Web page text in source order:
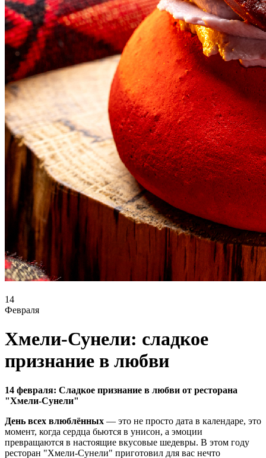
14
Февраля
Хмели-Сунели: сладкое
признание в любви
14 февраля: Сладкое признание в любви от ресторана
"Хмели-Сунели"
День всех влюблённых — это не просто дата в календаре, это
момент, когда сердца бьются в унисон, а эмоции
превращаются в настоящие вкусовые шедевры. В этом году
ресторан "Хмели-Сунели" приготовил для вас нечто